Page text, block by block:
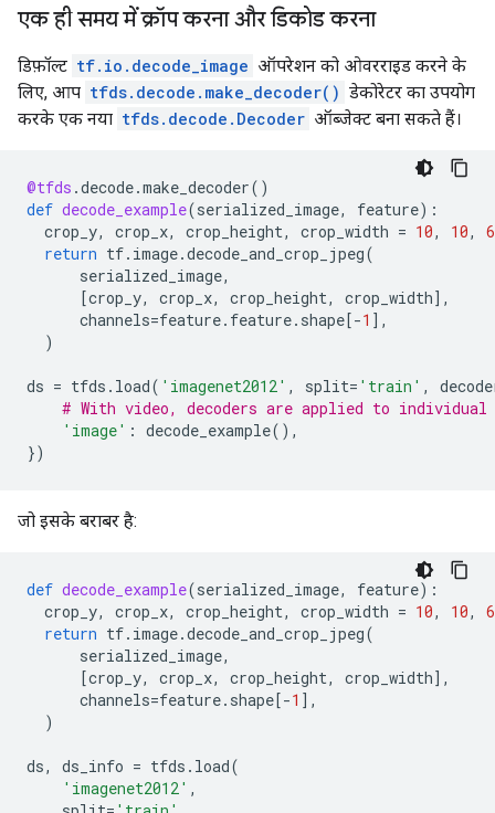
एक ही समय में क्रॉप करना और डिकोड करना
डिफ़ॉल्ट tf.io.decode_image ऑपरेशन को ओवरराइड करने के
लिए, आप tfds.decode.make_decoder() डेकोरेटर का उपयोग
करके एक नया tfds.decode.Decoder ऑब्जेक्ट बना सकते हैं।
@tfds .decode.make_decoder()
def decode_example(serialized_image, feature):
crop_y, crop_x, crop_height, crop_width = 10, 10,
return tf. image.decode_and_crop_jpeg(
serialized_image,
[crop_y, crop_x, crop_height, crop_width],
channels=feature. feature. shape[-1 ],
)
ds = tfds . load( 'imagenet2012' , split= 'train' ,
# With video, decoders are applied to individual
'image' : decode_example(),
})
जो इसके बराबर है:
def decode_example(serialized_image, feature):
crop_y, crop_x, crop_height, crop_width = 10, 10,
return tf. image.decode_and_crop_jpeg(
serialized_image,
[crop_y, crop_x, crop_height, crop_width],
channels=feature. shape[-1 ],
)
ds, ds_info = tfds . load(
'imagenet2012' ,